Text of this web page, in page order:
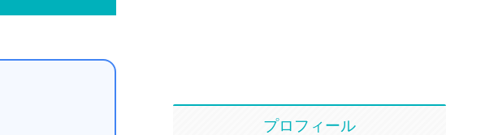
プロフィール